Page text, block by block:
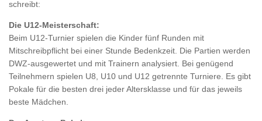
schreibt:
Die U12-Meisterschaft:
Beim U12-Turnier spielen die Kinder fünf Runden mit
Mitschreibpflicht bei einer Stunde Bedenkzeit. Die Partien werden
DWZ-ausgewertet und mit Trainern analysiert. Bei genügend
Teilnehmern spielen U8, U10 und U12 getrennte Turniere. Es gibt
Pokale für die besten drei jeder Altersklasse und für das jeweils
beste Mädchen.